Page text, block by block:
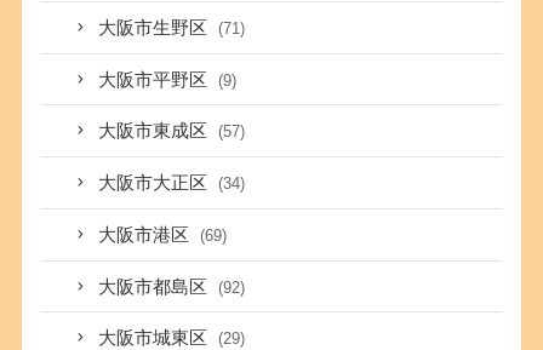
大阪市生野区 (71)
大阪市平野区 (9)
大阪市東成区 (57)
大阪市大正区 (34)
大阪市港区 (69)
大阪市都島区 (92)
大阪市城東区 (29)